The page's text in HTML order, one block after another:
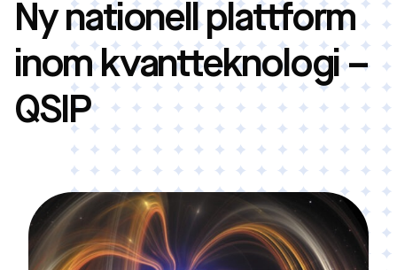
Cirkulär ekonomi
Energi
Innovationsledning
Material
Tillämpad AI
AKTUELLT
OM OSS
KONTAKTA OSS
JOBBA HOS OSS
Ny nationell plattform
inom kvantteknologi –
QSIP